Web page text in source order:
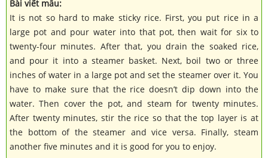
Bài viết mẫu:
It is not so hard to make sticky rice. First, you put rice in a
large pot and pour water into that pot, then wait for six to
twenty-four minutes. After that, you drain the soaked rice,
and pour it into a steamer basket. Next, boil two or three
inches of water in a large pot and set the steamer over it. You
have to make sure that the rice doesn’t dip down into the
water. Then cover the pot, and steam for twenty minutes.
After twenty minutes, stir the rice so that the top layer is at
the bottom of the steamer and vice versa. Finally, steam
another five minutes and it is good for you to enjoy.